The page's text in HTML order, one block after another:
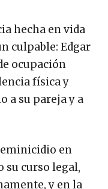
hecha en vida
culpable: Edgar
ocupación
física y
a su pareja y a
en
su curso legal,
y en la